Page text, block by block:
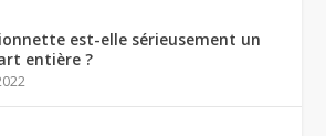
est-elle sérieusement un
entière ?